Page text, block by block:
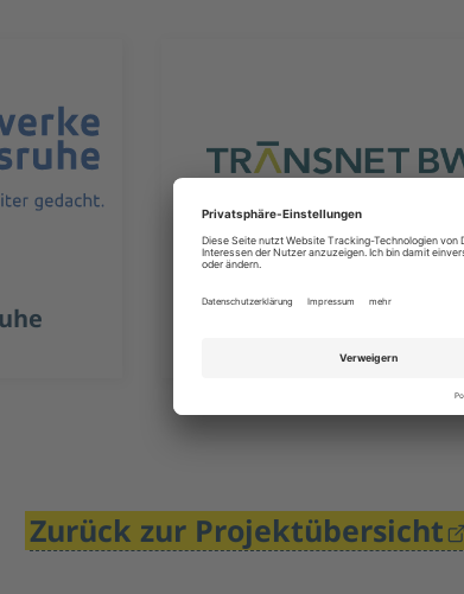
TransnetBW GmbH
Zurück zur Projektübersicht